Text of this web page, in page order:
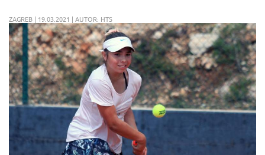
ZAGREB | 19.03.2021 | AUTOR: HTS